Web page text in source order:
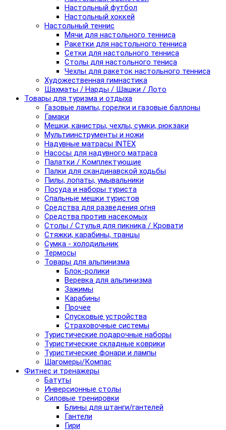
Настольный футбол
Настольный хоккей
Настольный теннис
Мячи для настольного тенниса
Ракетки для настольного тенниса
Сетки для настольного тенниса
Столы для настольного тениса
Чехлы для ракеток настольного тенниса
Художественная гимнастика
Шахматы / Нарды / Шашки / Лото
Товары для туризма и отдыха
Газовые лампы, горелки и газовые баллоны
Гамаки
Мешки, канистры, чехлы, сумки, рюкзаки
Мультиинструменты и ножи
Надувные матрасы INTEX
Насосы для надувного матраса
Палатки / Комплектующие
Палки для скандинавской ходьбы
Пилы, лопаты, умывальники
Посуда и наборы туриста
Спальные мешки туристов
Средства для разведения огня
Средства против насекомых
Столы / Стулья для пикника / Кровати
Стяжки, карабины, транцы
Сумка - холодильник
Термосы
Товары для альпинизма
Блок-ролики
Веревка для альпинизма
Зажимы
Карабины
Прочее
Спусковые устройства
Страховочные системы
Туристические подарочные наборы
Туристические складные коврики
Туристические фонари и лампы
Шагомеры/Компас
Фитнес и тренажеры
Батуты
Инверсионные столы
Силовые тренировки
Блины для штанги/гантелей
Гантели
Гири